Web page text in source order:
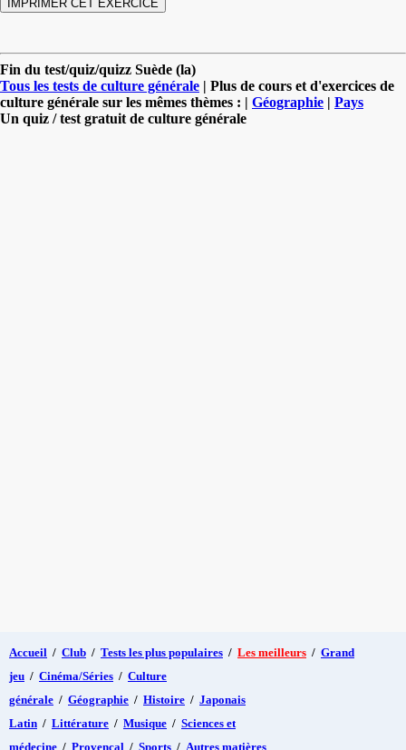
Fin du test/quiz/quizz Suède (la)
Tous les tests de culture générale | Plus de cours et d'exercices de
culture générale sur les mêmes thèmes : | Géographie | Pays
Un quiz / test gratuit de culture générale
Accueil / Club / Tests les plus populaires / Les meilleurs / Grand
jeu / Cinéma/Séries / Culture
générale / Géographie / Histoire / Japonais
Latin / Littérature / Musique / Sciences et
médecine / Provençal / Sports / Autres matières